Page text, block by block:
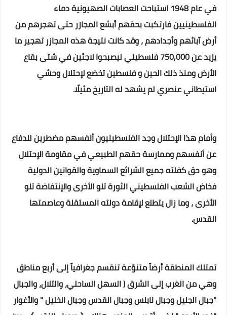
في عام 1948 استباحت العصابات الصهيونية دماء
الفلسطينيين فارتكبت بحقهم أبشع المجازر حتى تهجرهم من
أرض آبائهم وأجدادهم ، وقد كانت نتيجة هذه المجازر تهجير ما
يزيد عن 750,000 فلسطيني ليصبحوا لاجئين في شتى بقاع
الأرض ومنذ ذلك الحين و فلسطين تخضع لإحتلال وحشي
استيطاني عنصري لم يشهد له التاريخ مثيلًا.
وأمام هذا الإحتلال وجد الفلسطينيون أنفسهم مضطرين للدفاع
عن أنفسهم وممارسة حقهم الطبيعي في مقاومة الإحتلال
وهو حق كفلته جميع الشرائع السماوية والقوانين الدولية
فخاض الشعب الفلسطيني الثورة تلو الأخرى والإنتفاضة تلو
الأخرى ، وما زال يتطلع لإقامة دولته المستقلة وعاصمتها
القدس.
تمتلك المنطقة أرضاً متنوّعة تنقسم جغرافياً إلى أربع مناطق
وهي من الغرب إلى الشرق ( السهل الساحلي، والتلال، والجبال
"جبال الجليل وجبال نابلس وجبال القدس وجبال الخليل " والأغوار